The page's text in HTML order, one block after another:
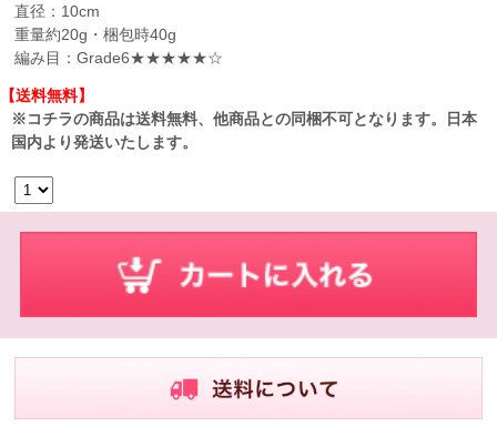
直径：10cm
重量約20g・梱包時40g
編み目：Grade6★★★★★☆
【送料無料】
※コチラの商品は送料無料、他商品との同梱不可となります。日本
国内より発送いたします。